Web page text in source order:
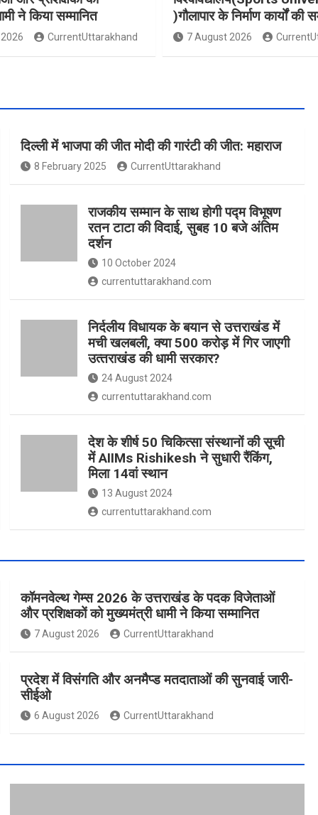
ने किया सम्मानित
CurrentUttarakhand
)गौलापार के निर्माण कार्यों की
7 August 2026
दिल्ली में भाजपा की जीत मोदी की गारंटी की जीत: महाराज
8 February 2025 CurrentUttarakhand
राजकीय सम्मान के साथ होगी पद्म विभूषण
रतन टाटा की विदाई, सुबह 10 बजे अंतिम
दर्शन
10 October 2024
currentuttarakhand.com
निर्दलीय विधायक के बयान से उत्तराखंड में
मची खलबली, क्‍या 500 करोड़ में गिर जाएगी
उत्‍तराखंड की धामी सरकार?
24 August 2024
currentuttarakhand.com
देश के शीर्ष 50 चिकित्सा संस्थानों की सूची
में AIIMs Rishikesh ने सुधारी रैंकिंग,
मिला 14वां स्थान
13 August 2024
currentuttarakhand.com
कॉमनवेल्थ गेम्स 2026 के उत्तराखंड के पदक विजेताओं
और प्रशिक्षकों को मुख्यमंत्री धामी ने किया सम्मानित
7 August 2026 CurrentUttarakhand
प्रदेश में विसंगति और अनमैप्ड मतदाताओं की सुनवाई जारी-
सीईओ
6 August 2026 CurrentUttarakhand